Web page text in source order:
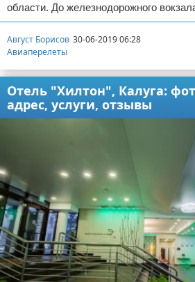
области. До железнодорожного
Август Борисов 30-06-2019 06:28
Авиаперелеты
Отель "Хилтон", Калуга:
адрес, услуги, отзывы